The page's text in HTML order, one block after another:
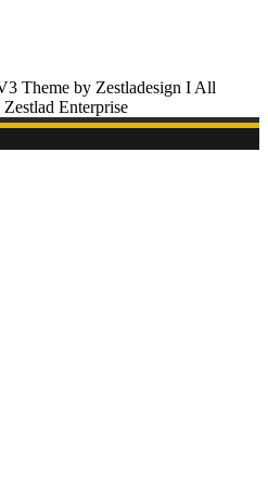
Theme by Zestladesign I All
Enterprise